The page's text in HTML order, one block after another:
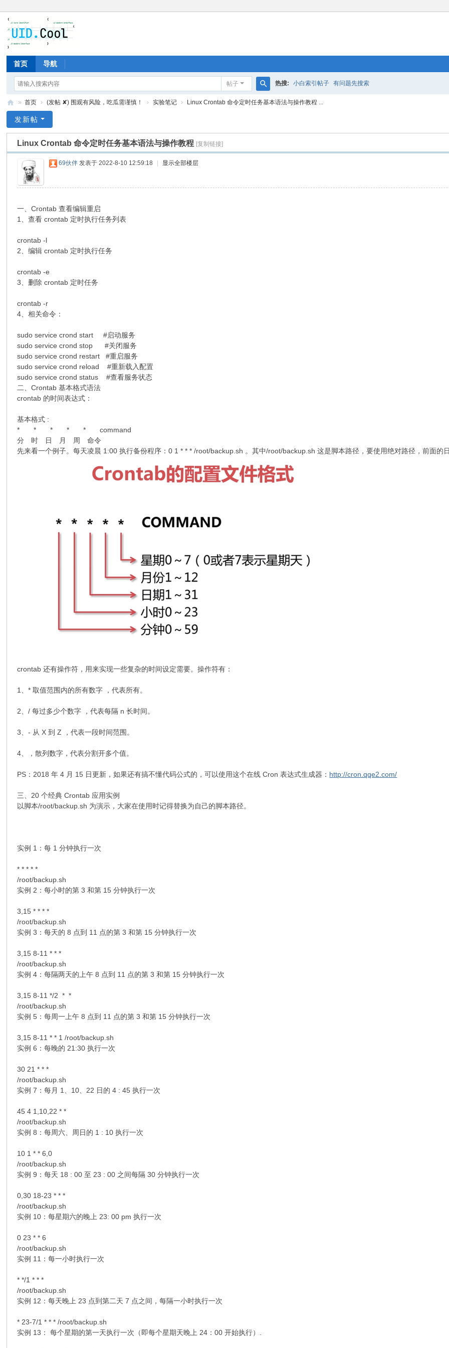
首页 导航
帖子
搜
热搜: 小白索引帖子 有问题先搜索
爱
» 首页 › (发帖 ✘) 围观有风险，吃瓜需谨慎！ › 实验笔记 › Linux Crontab 命令定时任务基本语法与操作教程 ...
发新帖
Linux Crontab 命令定时任务基本语法与操作教程 [复制链接]
69伙伴 发表于 2022-8-10 12:59:18 显示全部楼层
一、Crontab 查看编辑重启
1、查看 crontab 定时执行任务列表
crontab -l
2、编辑 crontab 定时执行任务
crontab -e
3、删除 crontab 定时任务
crontab -r
4、相关命令：
sudo service crond start #启动服务
sudo service crond stop #关闭服务
sudo service crond restart #重启服务
sudo service crond reload #重新载入配置
sudo service crond status #查看服务状态
二、Crontab 基本格式语法
crontab 的时间表达式：
基本格式 :
* * * * * command
分 时 日 月 周 命令
先来看一个例子。每天凌晨 1:00 执行备份程序：0 1 * * * /root/backup.sh 。其中/root/backup.sh 这是脚本路径，要使用绝对路径，前面的
crontab 还有操作符，用来实现一些复杂的时间设定需要。操作符有：
1、* 取值范围内的所有数字 ，代表所有。
2、/ 每过多少个数字 ，代表每隔 n 长时间。
3、- 从 X 到 Z ，代表一段时间范围。
4、，散列数字，代表分割开多个值。
PS：2018 年 4 月 15 日更新，如果还有搞不懂代码公式的，可以使用这个在线 Cron 表达式生成器： http://cron.qqe2.com/
三、20 个经典 Crontab 应用实例
以脚本/root/backup.sh 为演示，大家在使用时记得替换为自己的脚本路径。
实例 1：每 1 分钟执行一次
* * * * *
/root/backup.sh
实例 2：每小时的第 3 和第 15 分钟执行一次
3,15 * * * *
/root/backup.sh
实例 3：每天的 8 点到 11 点的第 3 和第 15 分钟执行一次
3,15 8-11 * * *
/root/backup.sh
实例 4：每隔两天的上午 8 点到 11 点的第 3 和第 15 分钟执行一次
3,15 8-11 */2 * *
/root/backup.sh
实例 5：每周一上午 8 点到 11 点的第 3 和第 15 分钟执行一次
3,15 8-11 * * 1 /root/backup.sh
实例 6：每晚的 21:30 执行一次
30 21 * * *
/root/backup.sh
实例 7：每月 1、10、22 日的 4 : 45 执行一次
45 4 1,10,22 * *
/root/backup.sh
实例 8：每周六、周日的 1 : 10 执行一次
10 1 * * 6,0
/root/backup.sh
实例 9：每天 18 : 00 至 23 : 00 之间每隔 30 分钟执行一次
0,30 18-23 * * *
/root/backup.sh
实例 10：每星期六的晚上 23: 00 pm 执行一次
0 23 * * 6
/root/backup.sh
实例 11：每一小时执行一次
* */1 * * *
/root/backup.sh
实例 12：每天晚上 23 点到第二天 7 点之间，每隔一小时执行一次
* 23-7/1 * * * /root/backup.sh
实例 13： 每个星期的第一天执行一次（即每个星期天晚上 24：00 开始执行）.